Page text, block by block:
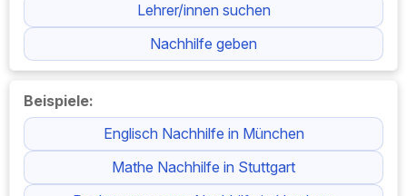
Lehrer/innen suchen
Nachhilfe geben
Beispiele:
Englisch Nachhilfe in München
Mathe Nachhilfe in Stuttgart